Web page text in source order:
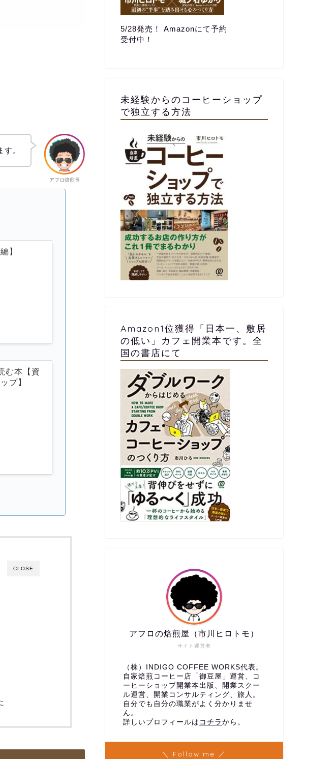
アフロ焙煎長
。
】
む本【資
プ】
CLOSE
5/28発売！ Amazonにて予約
受付中！
未経験からのコーヒーショップ
で独立する方法
Amazon1位獲得「日本一、敷居
の低い」カフェ開業本です。全
国の書店にて
サイト運営者
アフロの焙煎屋（市川ヒロトモ）
（株）INDIGO COFFEE WORKS代表。
自家焙煎コーヒー店「御豆屋」運営、コ
ーヒーショップ開業本出版、開業スクー
ル運営、開業コンサルティング、旅人。
自分でも自分の職業がよく分かりませ
ん。
詳しいプロフィールは コチラ から。
＼ Follow me ／